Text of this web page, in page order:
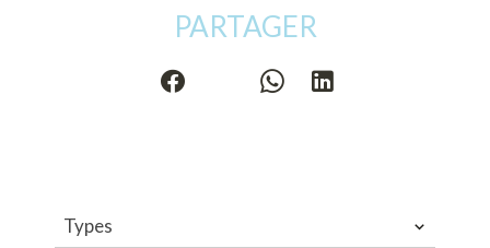
PARTAGER
Types